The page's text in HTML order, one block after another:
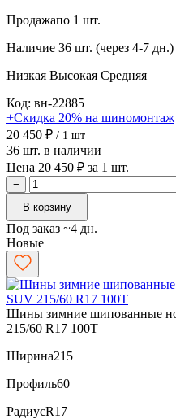
Продажапо 1 шт.
Наличие 36 шт. (через 4-7 дн.)
Низкая Высокая Средняя
Код: вн-22885
+Скидка 20% на шиномонтаж
20 450 ₽ / 1 шт
36 шт. в наличии
Цена 20 450 ₽ за 1 шт.
−
В корзину
Под заказ ~4 дн.
Новые
Шины зимние шипованные
215/60 R17 100T
Ширина215
Профиль60
РадиусR17